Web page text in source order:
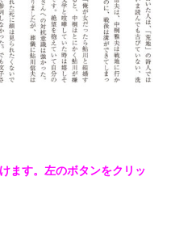
ます。左のボタンをクリッ